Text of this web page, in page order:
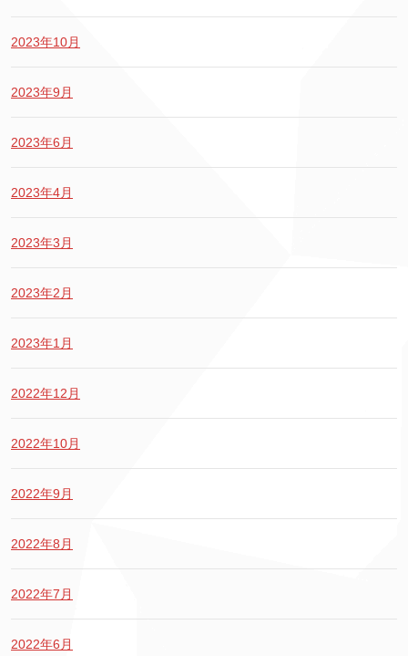
2023年10月
2023年9月
2023年6月
2023年4月
2023年3月
2023年2月
2023年1月
2022年12月
2022年10月
2022年9月
2022年8月
2022年7月
2022年6月